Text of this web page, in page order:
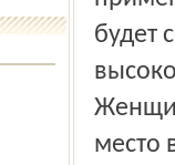
будет
место